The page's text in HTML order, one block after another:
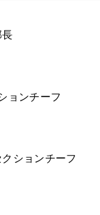
ョンチーフ
ションチーフ